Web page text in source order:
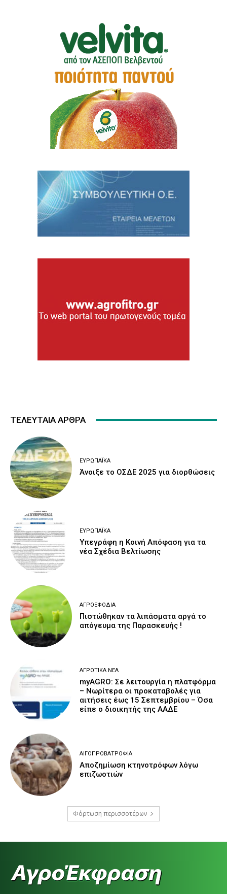
ΤΕΛΕΥΤΑΙΑ ΑΡΘΡΑ
ΕΥΡΩΠΑΪΚΆ
Άνοιξε το ΟΣΔΕ 2025 για διορθώσεις
ΕΥΡΩΠΑΪΚΆ
Υπεγράφη η Κοινή Απόφαση για τα
νέα Σχέδια Βελτίωσης
ΑΓΡΟΕΦΌΔΙΑ
Πιστώθηκαν τα λιπάσματα αργά το
απόγευμα της Παρασκευής !
ΑΓΡΟΤΙΚΆ ΝΈΑ
myAGRO: Σε λειτουργία η πλατφόρμα
– Νωρίτερα οι προκαταβολές για
αιτήσεις έως 15 Σεπτεμβρίου – Όσα
είπε ο διοικητής της ΑΑΔΕ
ΑΙΓΟΠΡΟΒΑΤΡΟΦΊΑ
Αποζημίωση κτηνοτρόφων λόγω
επιζωοτιών
Φόρτωση περισσοτέρων